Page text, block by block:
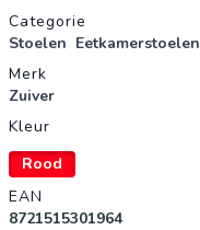
Productgegevens
Categorie
Stoelen Eetkamerstoelen
Merk
Zuiver
Kleur
Rood
EAN
8721515301964